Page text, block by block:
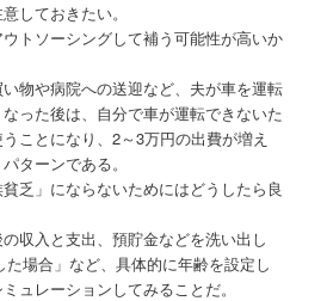
しておきたい。
トソーシングして補う可能性が高いか
物や病院への送迎など、夫が車を運転
った後は、自分で車が運転できないた
ことになり、2～3万円の出費が増え
ターンである。
乏」にならないためにはどうしたら良
収入と支出、預貯金などを洗い出し
場合」など、具体的に年齢を設定し
ュレーションしてみることだ。